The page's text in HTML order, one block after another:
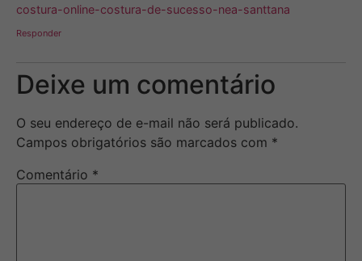
costura-online-costura-de-sucesso-nea-santtana
Responder
Deixe um comentário
O seu endereço de e-mail não será publicado.
Campos obrigatórios são marcados com *
Comentário *